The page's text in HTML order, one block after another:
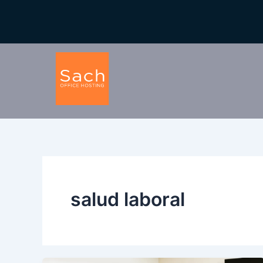
salud laboral